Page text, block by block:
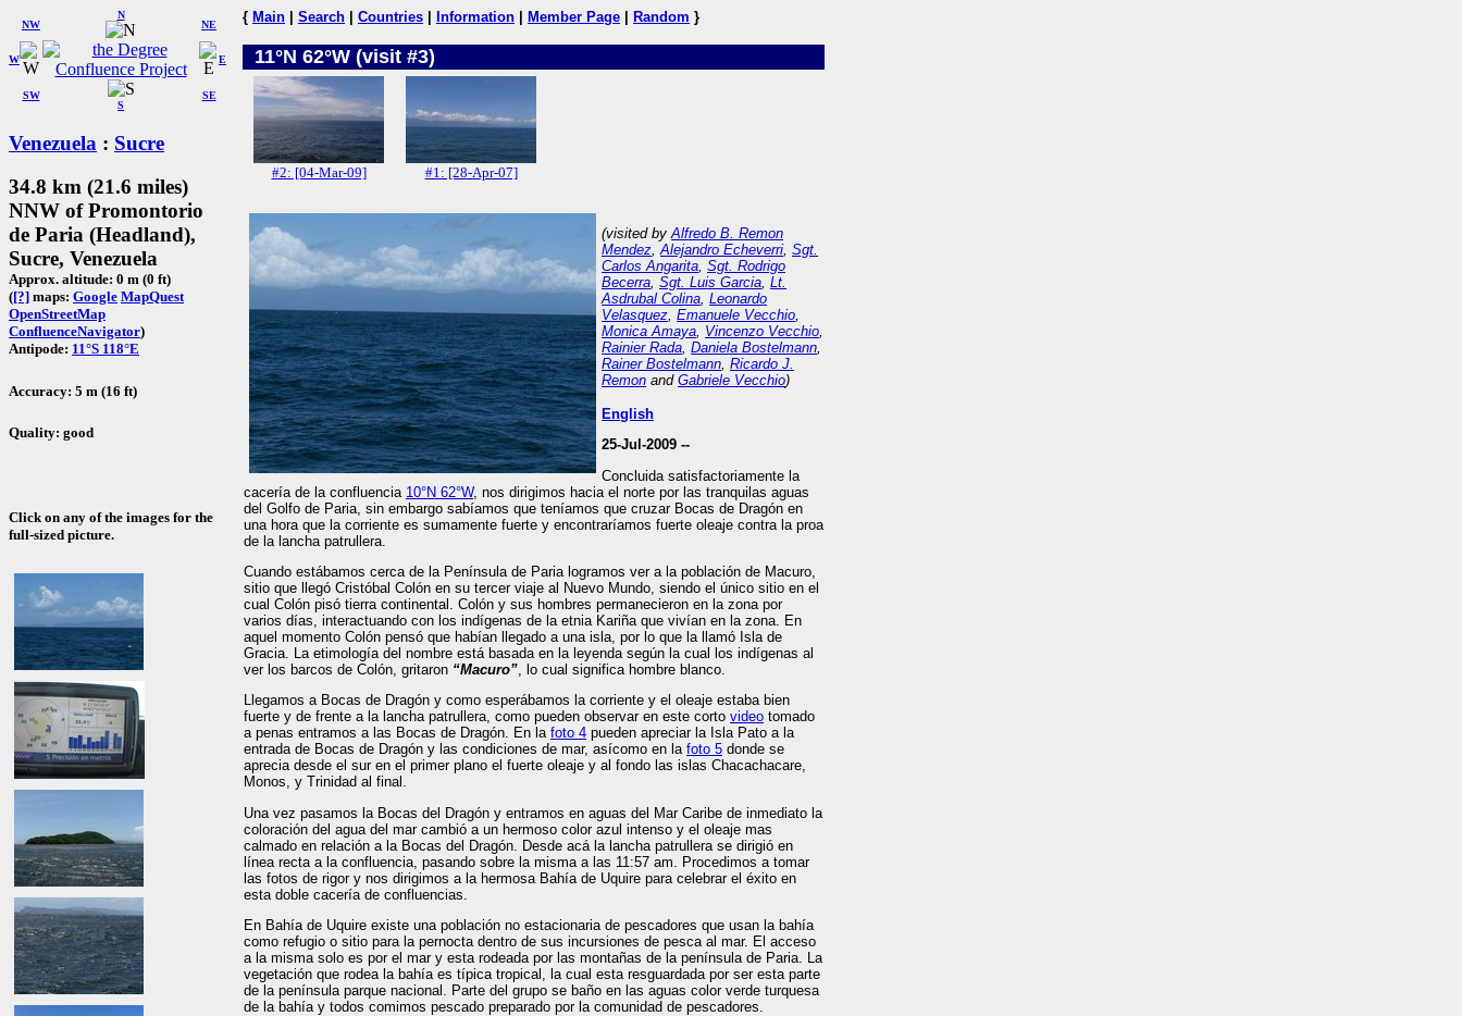
W
NW
N
NE
SW
S
SE
E
Venezuela : Sucre
34.8 km (21.6 miles)
NNW of Promontorio
de Paria (Headland),
Sucre, Venezuela
Approx. altitude: 0 m (0 ft)
([?] maps: Google MapQuest
OpenStreetMap
ConfluenceNavigator)
Antipode: 11°S 118°E
Accuracy: 5 m (16 ft)
Quality: good
Click on any of the images for the
full-sized picture.
{ Main Search Countries Information Member Page Random }
11°N 62°W (visit #3)
#2: [04-Mar-09] #1: [28-Apr-07]
(visited byAlfredo B. Remon
Mendez,Alejandro Echeverri, Sgt.
Carlos Angarita, Sgt. Rodrigo
Becerra, Sgt. Luis Garcia, Lt.
Asdrubal Colina, Leonardo
Velasquez, Emanuele Vecchio,
Monica Amaya, Vincenzo Vecchio,
Rainier Rada, Daniela Bostelmann,
Rainer Bostelmann, Ricardo J.
Remon and Gabriele Vecchio)
English
25-Jul-2009 --
Concluida satisfactoriamente la
cacería de la confluencia 10°N 62°W, nos dirigimos hacia el norte por las tranquilas aguas
del Golfo de Paria, sin embargo sabíamos que teníamos que cruzar Bocas de Dragón en
una hora que la corriente es sumamente fuerte y encontraríamos fuerte oleaje contra la proa
de la lancha patrullera.
Cuando estábamos cerca de la Península de Paria logramos ver a la población de Macuro,
sitio que llegó Cristóbal Colón en su tercer viaje al Nuevo Mundo, siendo el único sitio en el
cual Colón pisó tierra continental. Colón y sus hombres permanecieron en la zona por
varios días, interactuando con los indígenas de la etnia Kariña que vivían en la zona. En
aquel momento Colón pensó que habían llegado a una isla, por lo que la llamó Isla de
Gracia. La etimología del nombre está basada en la leyenda según la cual los indígenas al
ver los barcos de Colón, gritaron “Macuro” , lo cual significa hombre blanco.
Llegamos a Bocas de Dragón y como esperábamos la corriente y el oleaje estaba bien
fuerte y de frente a la lancha patrullera, como pueden observar en este corto video tomado
a penas entramos a las Bocas de Dragón. En la foto 4 pueden apreciar la Isla Pato a la
entrada de Bocas de Dragón y las condiciones de mar, asícomo en la foto 5 donde se
aprecia desde el sur en el primer plano el fuerte oleaje y al fondo las islas Chacachacare,
Monos, y Trinidad al final.
Una vez pasamos la Bocas del Dragón y entramos en aguas del Mar Caribe de inmediato la
coloración del agua del mar cambió a un hermoso color azul intenso y el oleaje mas
calmado en relación a la Bocas del Dragón. Desde acá la lancha patrullera se dirigió en
línea recta a la confluencia, pasando sobre la misma a las 11:57 am. Procedimos a tomar
las fotos de rigor y nos dirigimos a la hermosa Bahía de Uquire para celebrar el éxito en
esta doble cacería de confluencias.
En Bahía de Uquire existe una población no estacionaria de pescadores que usan la bahía
como refugio o sitio para la pernocta dentro de sus incursiones de pesca al mar. El acceso
a la misma solo es por el mar y esta rodeada por las montañas de la península de Paria. La
vegetación que rodea la bahía es típica tropical, la cual esta resguardada por ser esta parte
de la península parque nacional. Parte del grupo se baño en las aguas color verde turquesa
de la bahía y todos comimos pescado preparado por la comunidad de pescadores.